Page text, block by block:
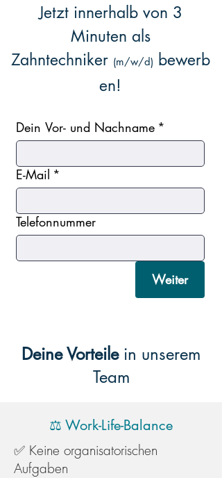
Jetzt innerhalb von 3
Minuten als
Zahntechniker (m/w/d) bewerb
en!
Dein Vor- und Nachname *
E-Mail *
Telefonnummer
Weiter
Deine Vorteilein unserem
Team
⚖️ Work-Life-Balance
✅ Keine organisatorischen
Aufgaben